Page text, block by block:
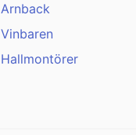
Arnback
Vinbaren
Hallmontörer